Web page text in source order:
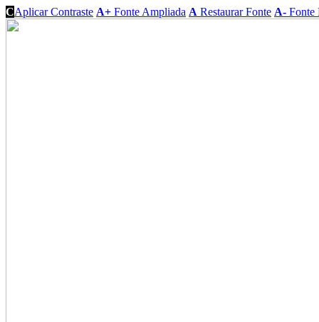
CAplicar Contraste A+ Fonte Ampliada A Restaurar Fonte A- Fonte